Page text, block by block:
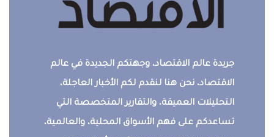
جريدة عالم الاقتصاد، وجهتكم الجديدة في عالم
الاقتصاد، نحن هنا لنقدم لكم الأخبار العاجلة،
التحليلات العميقة، والتقارير المتخصصة التي
تساعدكم على فهم الأسواق المحلية، والعالمية،